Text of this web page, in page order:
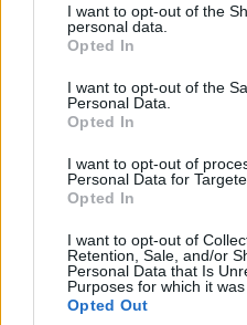
I want to opt-out of the
personal data.
Opted In
I want to opt-out of the
Personal Data.
Opted In
I want to opt-out of
Personal Data for
Opted In
I want to opt-out of
Retention, Sale, and/or
Personal Data that Is
Purposes for which it was
Opted Out
Kategórie:
Obsah balenia:
Typ vešiaku:
Pre tento produkt neboli